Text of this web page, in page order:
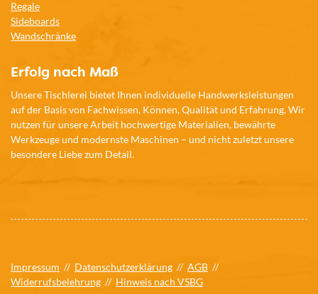
Regale
Sideboards
Wandschränke
Erfolg nach Maß
Unsere Tischlerei bietet Ihnen individuelle Handwerksleistungen
auf der Basis von Fachwissen, Können, Qualität und Erfahrung. Wir
nutzen für unsere Arbeit hochwertige Materialien, bewährte
Werkzeuge und modernste Maschinen – und nicht zuletzt unsere
besondere Liebe zum Detail.
Impressum // Datenschutzerklärung // AGB //
Widerrufsbelehrung // Hinweis nach VSBG